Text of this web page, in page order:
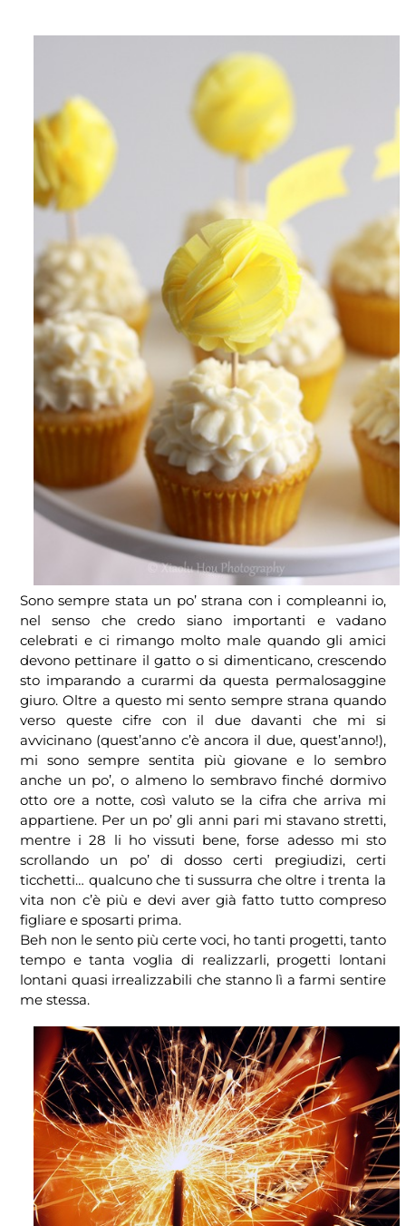
Sono sempre stata un po’ strana con i compleanni io,
nel senso che credo siano importanti e vadano
celebrati e ci rimango molto male quando gli amici
devono pettinare il gatto o si dimenticano, crescendo
sto imparando a curarmi da questa permalosaggine
giuro. Oltre a questo mi sento sempre strana quando
verso queste cifre con il due davanti che mi si
avvicinano (quest’anno c’è ancora il due, quest’anno!),
mi sono sempre sentita più giovane e lo sembro
anche un po’, o almeno lo sembravo finché dormivo
otto ore a notte, così valuto se la cifra che arriva mi
appartiene. Per un po’ gli anni pari mi stavano stretti,
mentre i 28 li ho vissuti bene, forse adesso mi sto
scrollando un po’ di dosso certi pregiudizi, certi
ticchetti… qualcuno che ti sussurra che oltre i trenta la
vita non c’è più e devi aver già fatto tutto compreso
figliare e sposarti prima.
Beh non le sento più certe voci, ho tanti progetti, tanto
tempo e tanta voglia di realizzarli, progetti lontani
lontani quasi irrealizzabili che stanno lì a farmi sentire
me stessa.